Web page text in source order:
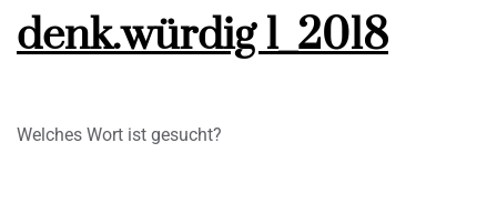
denk.würdig 1_2018
Welches Wort ist gesucht?